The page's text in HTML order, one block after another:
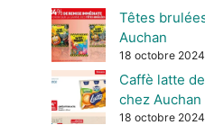
Têtes
Auchan
18 octobre 2024
Caffè latte
chez Auchan
18 octobre 2024